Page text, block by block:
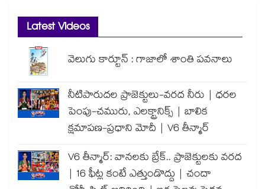
Latest Videos
వెలుగు కార్టూన్ : గాజాలో శాంతి పవనాలు
నీటిపారుదల ప్రాజెక్టులు-వరద నీరు | ధరల
పెంపు-చమురు, ఎలక్ట్రానిక్స్ | బాలిక
క్షమాపణ-ప్రధాని మోదీ | V6 తీన్మార్
V6 తీన్మార్: వానలకు బ్రేక్.. ప్రాజెక్టులకు వరద
| 16 ఫీట్ల కంటే ఎత్తుండొద్దు | చందా